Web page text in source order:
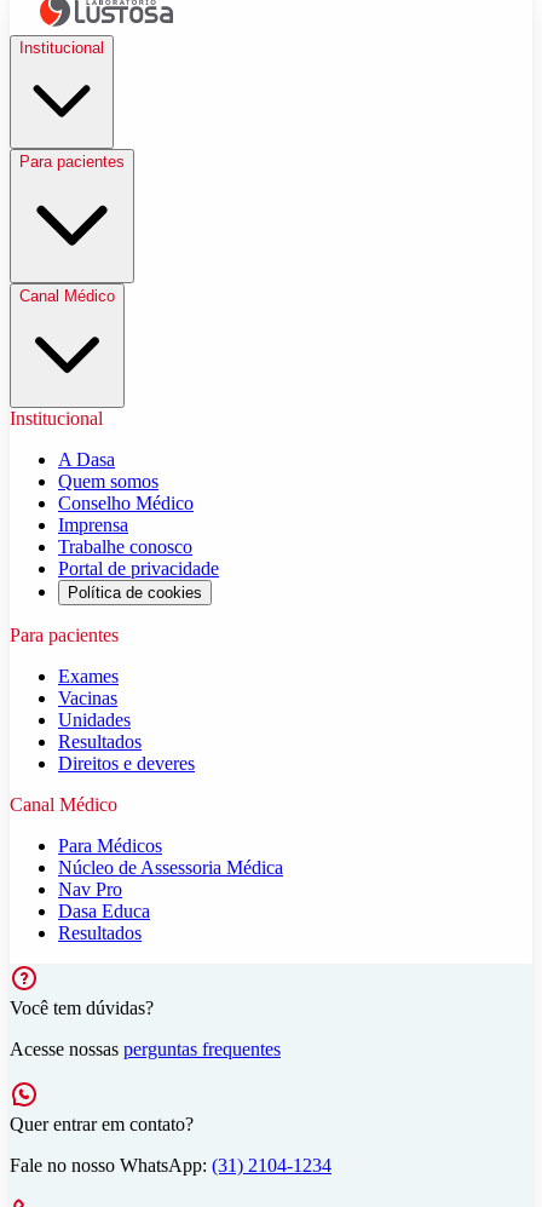
Institucional
Para pacientes
Canal Médico
Institucional
A Dasa
Quem somos
Conselho Médico
Imprensa
Trabalhe conosco
Portal de privacidade
Política de cookies
Para pacientes
Exames
Vacinas
Unidades
Resultados
Direitos e deveres
Canal Médico
Para Médicos
Núcleo de Assessoria Médica
Nav Pro
Dasa Educa
Resultados
Você tem dúvidas?
Acesse nossas perguntas frequentes
Quer entrar em contato?
Fale no nosso WhatsApp: (31) 2104-1234